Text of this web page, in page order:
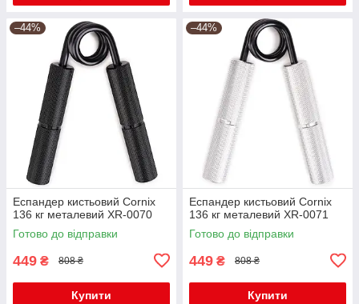
–44%
Еспандер кистьовий Cornix
136 кг металевий XR-0070
Готово до відправки
449 ₴ 808 ₴
Купити
–44%
Еспандер кистьовий Cornix
136 кг металевий XR-0071
Готово до відправки
449 ₴ 808 ₴
Купити